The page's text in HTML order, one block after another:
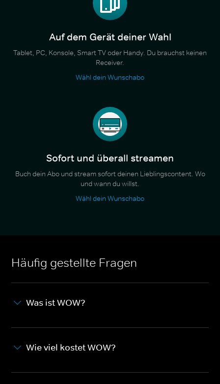
Auf dem Gerät deiner Wahl
Tablet, PC, Konsole, Smart TV oder Handy. Du brauchst keinen
Receiver.
Wähl dein Wunschabo
Sofort und überall streamen
Buch dein Abo und stream sofort deinen Lieblingscontent. Wo
und wann du willst.
Wähl dein Wunschabo
Häufig gestellte Fragen
Was ist WOW?
Wie viel kostet WOW?